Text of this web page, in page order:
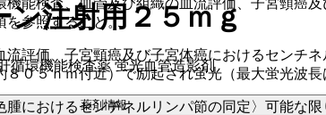
を参照すること。
評価、子宮頸癌及び子宮体癌におけるセンチ
０５ｎｍ付近）で励起され蛍光（最大蛍光波
におけるセンチネルリンパ節の同定〉可能な
注射用２５ｍｇ
循環機能検査薬 蛍光血管造影剤
薬剤情報